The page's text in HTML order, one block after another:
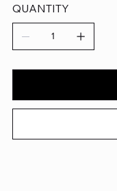
QUANTITY